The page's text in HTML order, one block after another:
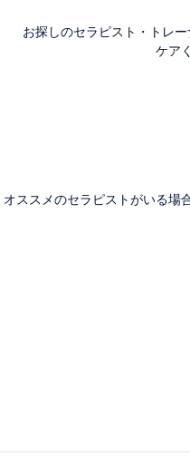
お探しのセラピスト・トレ
ケア
オススメのセラピストがいる場